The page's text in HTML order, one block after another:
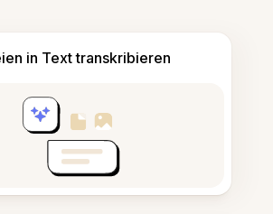
in Text transkribieren